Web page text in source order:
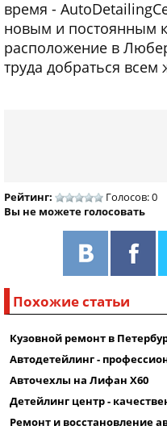
время -
новым и постоянным
расположение в
труда добраться всем
Рейтинг:
Голосов: 0
Вы не можете голосовать
Похожие статьи
Кузовной ремонт в
Автодетейлинг -
Авточехлы на Лифан X60
Детейлинг центр -
Ремонт и восстановление